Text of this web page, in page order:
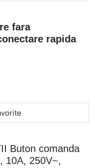
fara
rapida
Buton comanda
10A, 250V~,